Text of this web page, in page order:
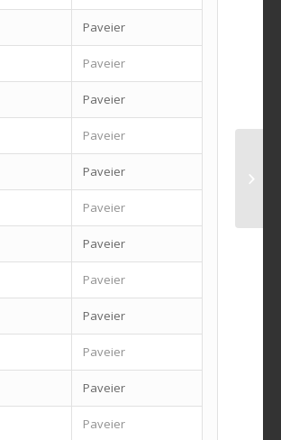
Paveier
Paveier
Paveier
Paveier
Paveier
Paveier
Paveier
Paveier
Paveier
Paveier
Paveier
Paveier